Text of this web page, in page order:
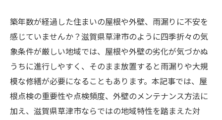
築年数が経過した住まいの屋根や外壁、雨漏りに不安を
感じていませんか？滋賀県草津市のように四季折々の気
象条件が厳しい地域では、屋根や外壁の劣化が気づかぬ
うちに進行しやすく、そのまま放置すると雨漏りや大規
模な修繕が必要になることもあります。本記事では、屋
根点検の重要性や点検頻度、外壁のメンテナンス方法に
加え、滋賀県草津市ならではの地域特性を踏まえた対